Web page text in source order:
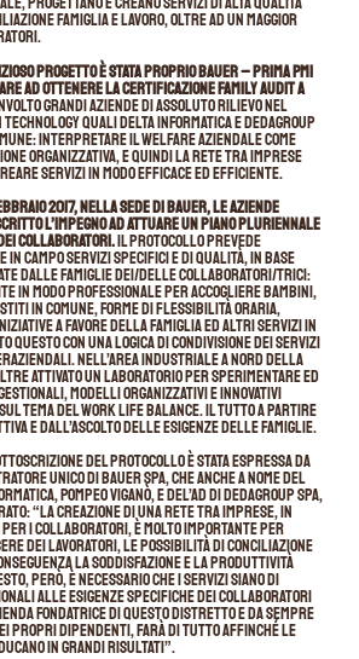
famiglia e lavoro, oltre ad un maggior
progetto è stata proprio Bauer – prima PMI
ad ottenere la certificazione Family Audit a
grandi aziende di assoluto rilievo nel
quali Delta informatica e Dedagroup
interpretare il welfare aziendale come
organizzativa, e quindi la rete tra imprese
servizi in modo efficace ed efficiente.
2017, nella sede di Bauer, le aziende
l’impegno ad attuare un piano pluriennale
collaboratori.Il protocollo prevede
campo servizi specifici e di qualità, in base
dalle famiglie dei/delle collaboratori/trici:
in modo professionale per accogliere bambini,
in comune, forme di flessibilità oraria,
a favore della famiglia ed altri servizi in
questo con una logica di condivisione dei servizi
Nell’area industriale a nord della
attivato un laboratorio per sperimentare ed
modelli organizzativi e innovativi
tema del work life balance. Il tutto a partire
e dall’ascolto delle esigenze delle famiglie.
del protocollo è stata espressa da
Unico di Bauer Spa, che anche a nome del
Pompeo Viganò, e del’AD di Dedagroup Spa,
“La creazione di una rete tra imprese, in
i collaboratori, è molto importante per
dei lavoratori, le possibilità di conciliazione
la soddisfazione e la produttività
però, è necessario che i servizi siano di
alle esigenze specifiche dei collaboratori
fondatrice di questo Distretto e da sempre
propri dipendenti, farà di tutto affinché le
in grandi risultati”.